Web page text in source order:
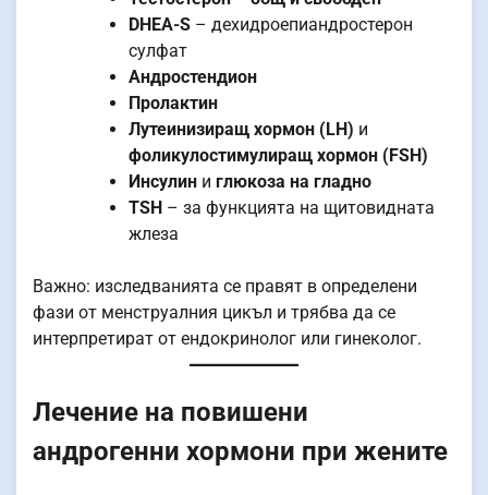
DHEA-S – дехидроепиандростерон
сулфат
Андростендион
Пролактин
Лутеинизиращ хормон (LH) и
фоликулостимулиращ хормон (FSH)
Инсулин и глюкоза на гладно
TSH – за функцията на щитовидната
жлеза
Важно: изследванията се правят в определени
фази от менструалния цикъл и трябва да се
интерпретират от ендокринолог или гинеколог.
Лечение на повишени
андрогенни хормони при жените